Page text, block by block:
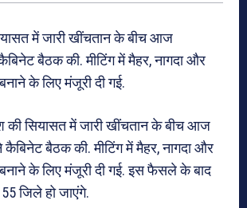
में जारी खींचतान के बीच आज
बैठक की. मीटिंग में मैहर, नागदा और
के लिए मंजूरी दी गई.
की सियासत में जारी खींचतान के बीच आज
बैठक की. मीटिंग में मैहर, नागदा और
बनाने के लिए मंजूरी दी गई. इस फैसले के बाद
जिले हो जाएंगे.